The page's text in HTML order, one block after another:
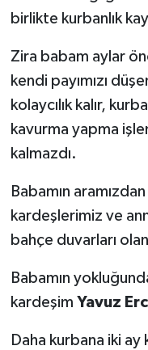
birlikte kurbanlık
Zira babam aylar
kendi payımızı
kolaycılık kalır,
kavurma yapma
kalmazdı.
Babamın
kardeşlerimiz ve
bahçe duvarları
Babamın
kardeşim Yavuz
Daha kurbana iki ay